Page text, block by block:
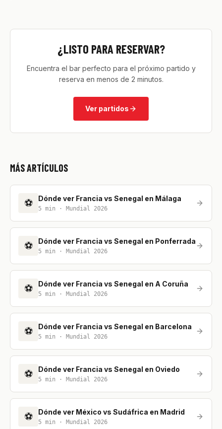
¿LISTO PARA RESERVAR?
Encuentra el bar perfecto para el próximo partido y
reserva en menos de 2 minutos.
Ver partidos
MÁS ARTÍCULOS
⚽ Dónde ver Francia vs Senegal en Málaga
5 min · Mundial 2026
⚽ Dónde ver Francia vs Senegal en Ponferrada
5 min · Mundial 2026
⚽ Dónde ver Francia vs Senegal en A Coruña
5 min · Mundial 2026
⚽ Dónde ver Francia vs Senegal en Barcelona
5 min · Mundial 2026
⚽ Dónde ver Francia vs Senegal en Oviedo
5 min · Mundial 2026
⚽ Dónde ver México vs Sudáfrica en Madrid
5 min · Mundial 2026